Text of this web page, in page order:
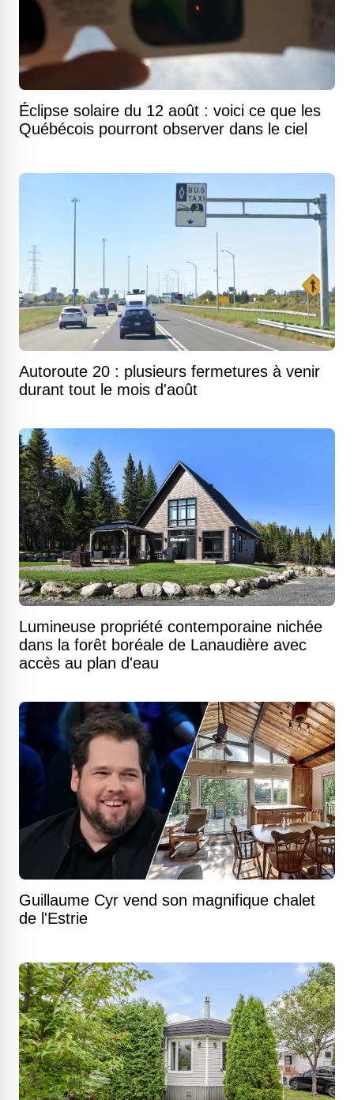
Éclipse solaire du 12 août : voici ce que les
Québécois pourront observer dans le ciel
Autoroute 20 : plusieurs fermetures à venir
durant tout le mois d'août
Lumineuse propriété contemporaine nichée
dans la forêt boréale de Lanaudière avec
accès au plan d'eau
Guillaume Cyr vend son magnifique chalet
de l'Estrie